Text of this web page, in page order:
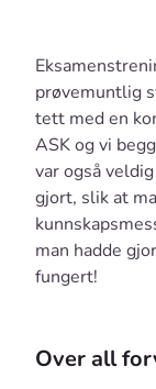
prøvemuntlig
tett med en
ASK og vi
var også
gjort, slik at
man hadde
fungert!
Over all